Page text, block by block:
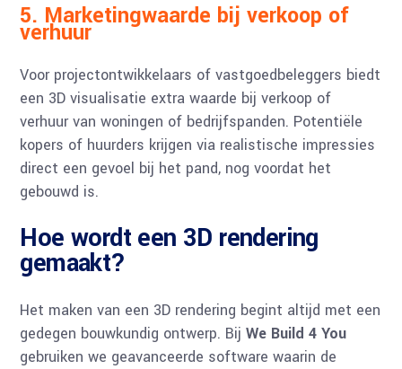
5. Marketingwaarde bij verkoop of
verhuur
Voor projectontwikkelaars of vastgoedbeleggers biedt
een 3D visualisatie extra waarde bij verkoop of
verhuur van woningen of bedrijfspanden. Potentiële
kopers of huurders krijgen via realistische impressies
direct een gevoel bij het pand, nog voordat het
gebouwd is.
Hoe wordt een 3D rendering
gemaakt?
Het maken van een 3D rendering begint altijd met een
gedegen bouwkundig ontwerp. BijWe Build 4 You
gebruiken we geavanceerde software waarin de